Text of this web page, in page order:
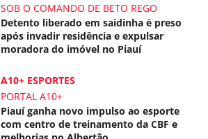
SOB O COMANDO DE BETO REGO
Detento liberado em saidinha é preso
após invadir residência e expulsar
moradora do imóvel no Piauí
A10+ ESPORTES
PORTAL A10+
Piauí ganha novo impulso ao esporte
com centro de treinamento da CBF e